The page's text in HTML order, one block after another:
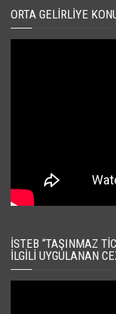
ORTA GELIRLIYE
İSTEB “TAŞINMAZ
İLGILI UYGULANAN